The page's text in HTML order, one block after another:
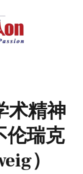
术精神
伦瑞克
）